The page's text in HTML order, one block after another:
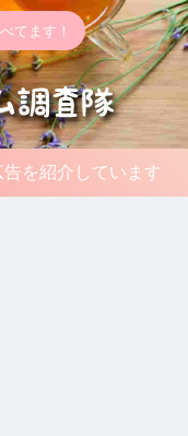
てます！
を紹介しています